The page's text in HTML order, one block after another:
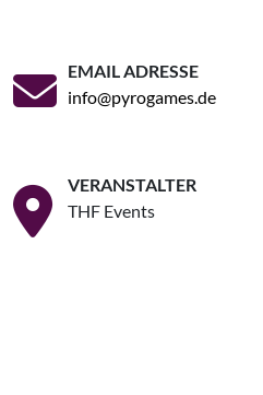
EMAIL ADRESSE
info@pyrogames.de
VERANSTALTER
THF Events